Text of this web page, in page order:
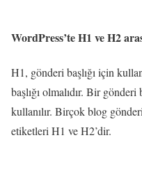
WordPress’te H1 ve H2
H1, gönderi başlığı için
başlığı olmalıdır. Bir
kullanılır. Birçok blog
etiketleri H1 ve H2’dir.